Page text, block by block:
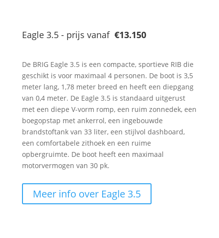
Eagle 3.5 - prijs vanaf €13.150
De BRIG Eagle 3.5 is een compacte, sportieve RIB die
geschikt is voor maximaal 4 personen. De boot is 3,5
meter lang, 1,78 meter breed en heeft een diepgang
van 0,4 meter. De Eagle 3.5 is standaard uitgerust
met een diepe V-vorm romp, een ruim zonnedek, een
boegopstap met ankerrol, een ingebouwde
brandstoftank van 33 liter, een stijlvol dashboard,
een comfortabele zithoek en een ruime
opbergruimte. De boot heeft een maximaal
motorvermogen van 30 pk.
Meer info over Eagle 3.5